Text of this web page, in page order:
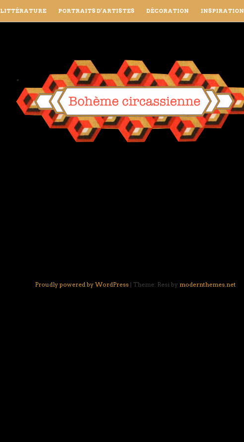
LITTÉRATURE PORTRAITS D’ARTISTES DÉCORATION INSPIRATION
Proudly powered by WordPress | Theme: Resi by modernthemes.net